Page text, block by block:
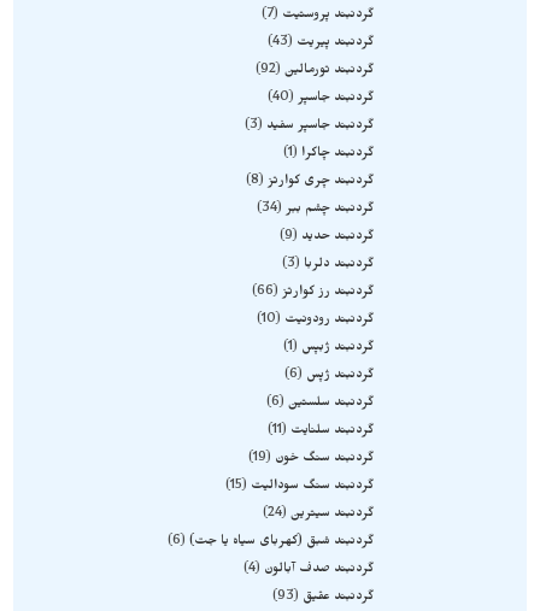
گردنبند پروستیت
7
گردنبند پیریت
43
گردنبند تورمالین 92
گردنبند جاسپر 40
گردنبند جاسپر سفید
3
گردنبند چاکرا
1
گردنبند چری کوارتز 8
گردنبند چشم ببر 34
گردنبند حدید
9
گردنبند دلربا
3
گردنبند رز کوارتز 66
گردنبند رودونیت
10
گردنبند ژبپس
1
گردنبند ژپس
6
گردنبند سلستین 6
گردنبند سلنایت
11
گردنبند سنگ خون
19
گردنبند سنگ سودالیت
15
گردنبند سیترین 24
گردنبند شبق (کهربای سیاه یا جت) 6
گردنبند صدف آبالون
4
گردنبند عقیق
93